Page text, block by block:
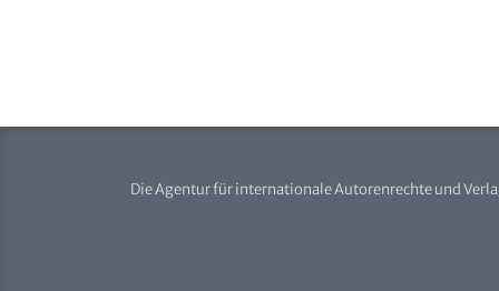
Die Agentur für internationale Autorenrechte und